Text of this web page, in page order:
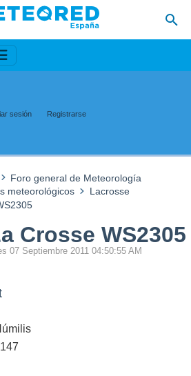
sesión Registrarse
Foro general de Meteorología
meteorológicos
Lacrosse
Crosse WS2305
07 Septiembre 2011 04:50:55 AM